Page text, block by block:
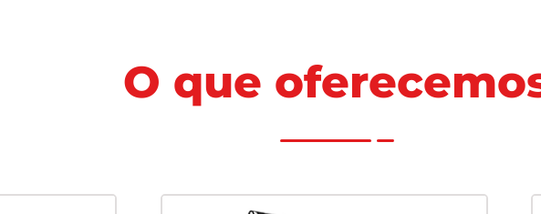
O que